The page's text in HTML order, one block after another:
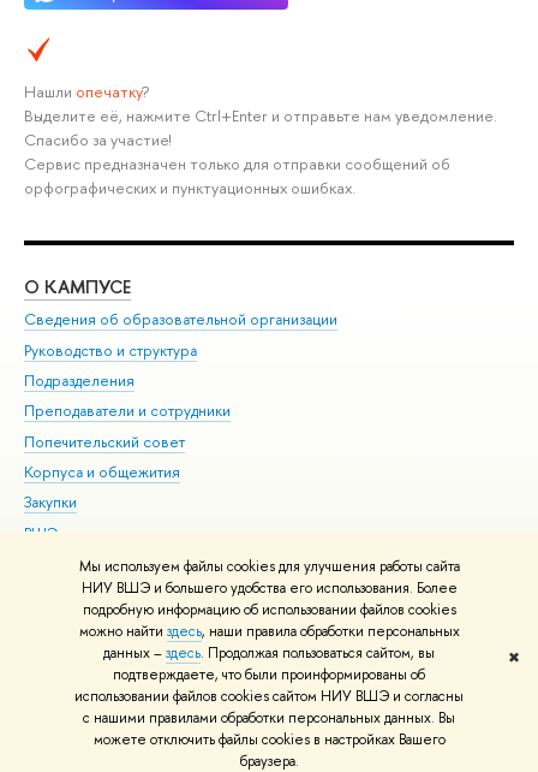
Мы используем файлы cookies для улучшения работы сайта
НИУ ВШЭ и большего удобства его использования. Более
подробную информацию об использовании файлов cookies
можно найти здесь, наши правила обработки персональных
данных –здесь. Продолжая пользоваться сайтом, вы
подтверждаете, что были проинформированы об
использовании файлов cookies сайтом НИУ ВШЭ и согласны
с нашими правилами обработки персональных данных. Вы
можете отключить файлы cookies в настройках Вашего
браузера.
✖
Нашли опечатку?
Выделите её, нажмите Ctrl+Enter и отправьте нам уведомление.
Спасибо за участие!
Сервис предназначен только для отправки сообщений об
орфографических и пунктуационных ошибках.
О КАМПУСЕ
Сведения об образовательной организации
Руководство и структура
Подразделения
Преподаватели и сотрудники
Попечительский совет
Корпуса и общежития
Закупки
ВШЭ для студентов с ограниченными возможностями
здоровья и инвалидностью
Версия для слабовидящих
Единая платежная страница
© НИУ ВШЭ 1993–2026 Адреса и контакты Условия использования
материалов Политика конфиденциальности Карта сайта
Шрифты HSE Sans и HSE Slab разработаны вШколе дизайна НИУ ВШЭ